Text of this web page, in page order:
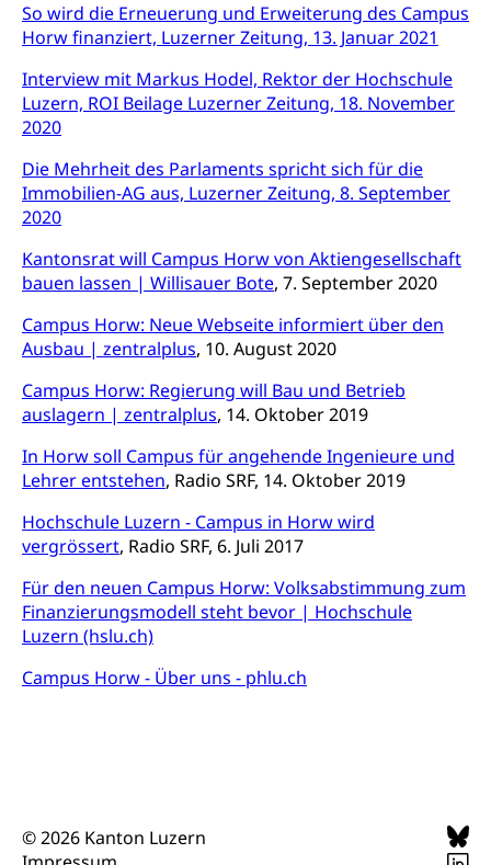
So wird die Erneuerung und Erweiterung des Campus
Horw finanziert, Luzerner Zeitung, 13. Januar 2021
Interview mit Markus Hodel, Rektor der Hochschule
Luzern, ROI Beilage Luzerner Zeitung, 18. November
2020
Die Mehrheit des Parlaments spricht sich für die
Immobilien-AG aus, Luzerner Zeitung, 8. September
2020
Kantonsrat will Campus Horw von Aktiengesellschaft
bauen lassen | Willisauer Bote, 7. September 2020
Campus Horw: Neue Webseite informiert über den
Ausbau | zentralplus, 10. August 2020
Campus Horw: Regierung will Bau und Betrieb
auslagern | zentralplus, 14. Oktober 2019
In Horw soll Campus für angehende Ingenieure und
Lehrer entstehen, Radio SRF, 14. Oktober 2019
Hochschule Luzern - Campus in Horw wird
vergrössert, Radio SRF, 6. Juli 2017
Für den neuen Campus Horw: Volksabstimmung zum
Finanzierungsmodell steht bevor | Hochschule
Luzern (hslu.ch)
Campus Horw - Über uns - phlu.ch
© 2026 Kanton Luzern
Hilfslosenentschädigung (WAS Luzern)
AHV-Hinterlassenenrente (WAS Luzern)
AHV-Beiträge (WAS Luzern)
Ergänzungsleistungen (EL) (WAS Luzern)
AHV-Altersrente (WAS Luzern)
Behinderung
Körperbehinderung, körperliche Behinderung,
geistige Behinderung, psychische Behinderung,
Erwerbsunfähigkeit, Behinderte
Menschen mit Behinderungen
Kultur und Medien
Archive und Bibliotheken
Bücher, Bundesarchiv, Landesbibliothek
Staatsarchiv Luzern
Zentral- und Hochschulbibliothek
Archiv der Denkmalpflege
Kulturelle Einrichtungen
Museen, Theater, Bibliotheken
Dienststelle Kultur
Kunst & Kultur (Luzern Tourismus)
Kulturförderung
Kulturpolitik, Sprachförderung, Denkmalpflege,
kulturelles Angebot, Kulturerbe, kulturelles Erbe,
Nachwuchsförderung, Vermittlung, Selektive
Förderung, Kulturausschreibungen, Kulturpreis,
Werkbeitrag, Produktionsbeitrag, Recherche,
Bildende Kunst, Angewandte Kunst, Theater/Tanz,
Musik, Entwicklung, Programmbeiträge,
Filmförderung, Regionale Förderfonds,
Werkankäufe, Kunstankäufe, Kunst und Bau, Schule
und Kultur, Kulturgesuche, Kulturvermittlung
Kulturförderung und Vermittlung
Transportmittel, öffentlicher Verkehr